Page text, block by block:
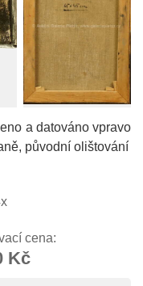
a datováno vpravo
původní olištování
cena:
Kč